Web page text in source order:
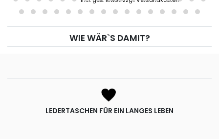
WIE WÄR`S DAMIT?
LEDERTASCHEN FÜR EIN LANGES LEBEN